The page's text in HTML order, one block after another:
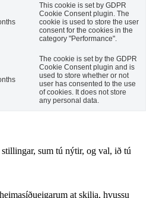
This cookie is set by GDPR
Cookie Consent plugin. The
cookie is used to store the user
consent for the cookies in the
category "Performance".
The cookie is set by the GDPR
Cookie Consent plugin and is
used to store whether or not
user has consented to the use
of cookies. It does not store
any personal data.
sum tú nýtir, og val, ið tú
at skilja, hvussu